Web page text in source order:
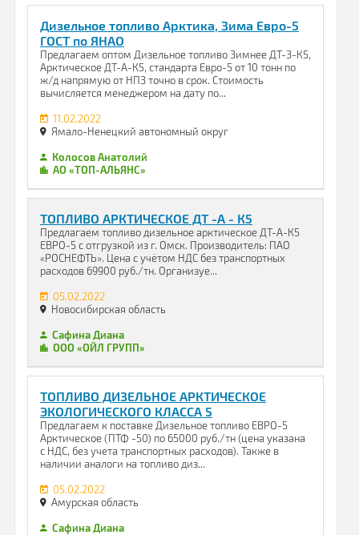
Дизельное топливо Арктика, Зима Евро-5
ГОСТ по ЯНАО
Предлагаем оптом Дизельное топливо Зимнее ДТ-З-К5,
Арктическое ДТ-А-К5, стандарта Евро-5 от 10 тонн по
ж/д напрямую от НПЗ точно в срок. Стоимость
вычисляется менеджером на дату по...
11.02.2022
Ямало-Ненецкий автономный округ
Колосов Анатолий
АО «ТОП-АЛЬЯНС»
ТОПЛИВО АРКТИЧЕСКОЕ ДТ -А - К5
Предлагаем топливо дизельное арктическое ДТ-А-К5
ЕВРО-5 с отгрузкой из г. Омск. Производитель: ПАО
«РОСНЕФТЬ». Цена с учётом НДС без транспортных
расходов 69900 руб./тн. Организуе...
05.02.2022
Новосибирская область
Сафина Диана
ООО «ОЙЛ ГРУПП»
ТОПЛИВО ДИЗЕЛЬНОЕ АРКТИЧЕСКОЕ
ЭКОЛОГИЧЕСКОГО КЛАССА 5
Предлагаем к поставке Дизельное топливо ЕВРО-5
Арктическое (ПТФ -50) по 65000 руб./тн (цена указана
с НДС, без учета транспортных расходов). Также в
наличии аналоги на топливо диз...
05.02.2022
Амурская область
Сафина Диана